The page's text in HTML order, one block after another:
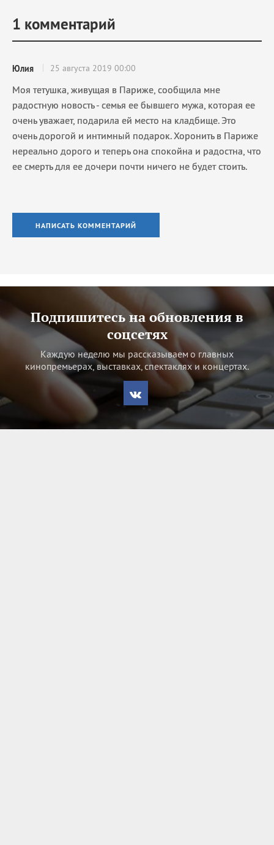
1 комментарий
Юлия 25 августа 2019 00:00
Моя тетушка, живущая в Париже, сообщила мне
радостную новость - семья ее бывшего мужа, которая ее
очень уважает, подарила ей место на кладбище. Это
очень дорогой и интимный подарок. Хоронить в Париже
нереально дорого и теперь она спокойна и радостна, что
ее смерть для ее дочери почти ничего не будет стоить.
НАПИСАТЬ КОММЕНТАРИЙ
Подпишитесь на обновления в
соцсетях
Каждую неделю мы рассказываем о главных
кинопремьерах, выставках, спектаклях и концертах.